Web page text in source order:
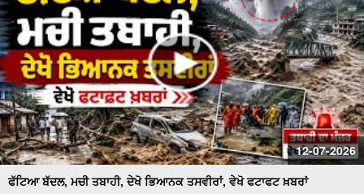
12-07-2026
ਫੱਟਿਆ ਬੱਦਲ, ਮਚੀ ਤਬਾਹੀ, ਦੇਖੋ ਭਿਆਨਕ ਤਸਵੀਰਾਂ, ਵੇਖੋ ਫਟਾਫਟ ਖ਼ਬਰਾਂ